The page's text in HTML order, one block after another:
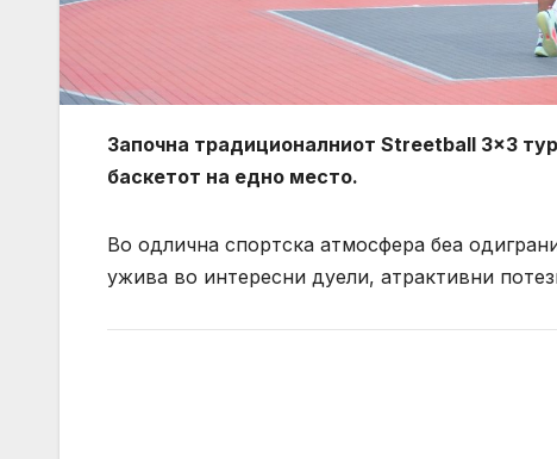
Започна традиционалниот Streetball 3×3
баскетот на едно место.
Во одлична спортска атмосфера беа
ужива во интересни дуели, атрактивни